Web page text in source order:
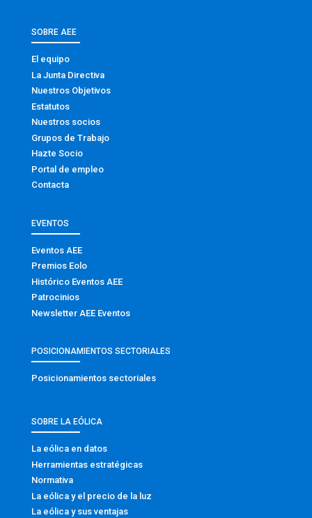
SOBRE AEE
El equipo
La Junta Directiva
Nuestros Objetivos
Estatutos
Nuestros socios
Grupos de Trabajo
Hazte Socio
Portal de empleo
Contacta
EVENTOS
Eventos AEE
Premios Eolo
Histórico Eventos AEE
Patrocinios
Newsletter AEE Eventos
POSICIONAMIENTOS SECTORIALES
Posicionamientos sectoriales
SOBRE LA EÓLICA
La eólica en datos
Herramientas estratégicas
Normativa
La eólica y el precio de la luz
La eólica y sus ventajas